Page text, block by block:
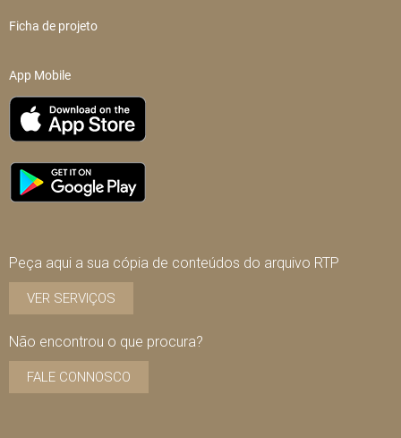
Ficha de projeto
App Mobile
Peça aqui a sua cópia de conteúdos do arquivo RTP
VER SERVIÇOS
Não encontrou o que procura?
FALE CONNOSCO